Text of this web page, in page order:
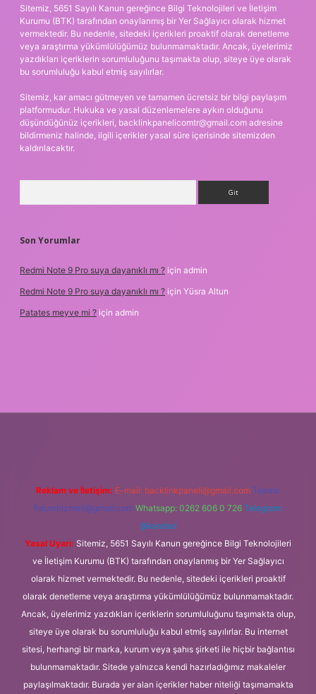
Sitemiz, 5651 Sayılı Kanun gereğince Bilgi Teknolojileri ve İletişim
Kurumu (BTK) tarafından onaylanmış bir Yer Sağlayıcı olarak hizmet
vermektedir. Bu nedenle, sitedeki içerikleri proaktif olarak denetleme
veya araştırma yükümlülüğümüz bulunmamaktadır. Ancak, üyelerimiz
yazdıkları içeriklerin sorumluluğunu taşımakta olup, siteye üye olarak
bu sorumluluğu kabul etmiş sayılırlar.
Sitemiz, kar amacı gütmeyen ve tamamen ücretsiz bir bilgi paylaşım
platformudur. Hukuka ve yasal düzenlemelere aykırı olduğunu
düşündüğünüz içerikleri, backlinkpanelicomtr@gmail.com adresine
bildirmeniz halinde, ilgili içerikler yasal süre içerisinde sitemizden
kaldırılacaktır.
Son Yorumlar
Redmi Note 9 Pro suya dayanıklı mı ? için admin
Redmi Note 9 Pro suya dayanıklı mı ? için Yüsra Altun
Patates meyve mi ? için admin
Reklam ve İletişim: E-mail: backlinkpaneli@gmail.com Teams:
forumhizmeti@gmail.com Whatsapp: 0262 606 0 726 Telegram:
@karabul
Yasal Uyarı: Sitemiz, 5651 Sayılı Kanun gereğince Bilgi Teknolojileri
ve İletişim Kurumu (BTK) tarafından onaylanmış bir Yer Sağlayıcı
olarak hizmet vermektedir. Bu nedenle, sitedeki içerikleri proaktif
olarak denetleme veya araştırma yükümlülüğümüz bulunmamaktadır.
Ancak, üyelerimiz yazdıkları içeriklerin sorumluluğunu taşımakta olup,
siteye üye olarak bu sorumluluğu kabul etmiş sayılırlar. Bu internet
sitesi, herhangi bir marka, kurum veya şahıs şirketi ile hiçbir bağlantısı
bulunmamaktadır. Sitede yalnızca kendi hazırladığımız makaleler
paylaşılmaktadır. Burada yer alan içerikler haber niteliği taşımamakta